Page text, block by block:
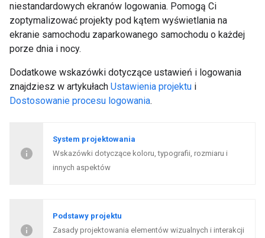
niestandardowych ekranów logowania. Pomogą Ci
zoptymalizować projekty pod kątem wyświetlania na
ekranie samochodu zaparkowanego samochodu o każdej
porze dnia i nocy.
Dodatkowe wskazówki dotyczące ustawień i logowania
znajdziesz w artykułach Ustawienia projektu i
Dostosowanie procesu logowania.
System projektowania
Wskazówki dotyczące koloru, typografii, rozmiaru i
innych aspektów
Podstawy projektu
Zasady projektowania elementów wizualnych i interakcji